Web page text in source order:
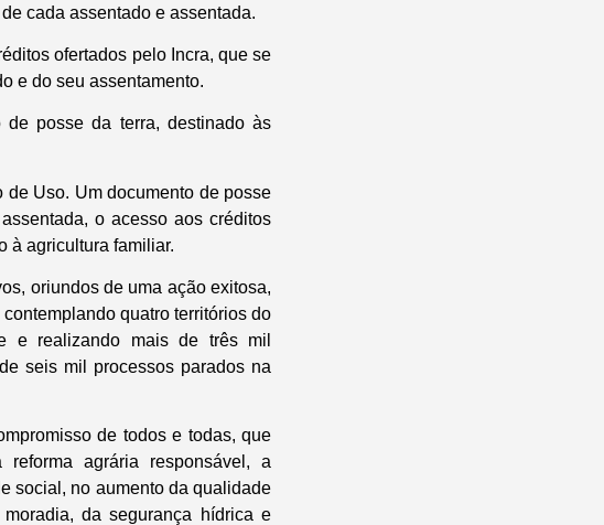
cada assentado e assentada.
ofertados pelo Incra, que se
e do seu assentamento.
de posse da terra, destinado às
de Uso. Um documento de posse
o acesso aos créditos
à agricultura familiar.
oriundos de uma ação exitosa,
quatro territórios do
e realizando mais de três mil
seis mil processos parados na
de todos e todas, que
agrária responsável, a
social, no aumento da qualidade
da segurança hídrica e